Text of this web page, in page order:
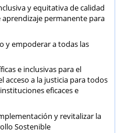
y equitativa de calidad
permanente para
y empoderar a todas las
e inclusivas para el
acceso a la justicia para todos
eficaces e
y revitalizar la
Sostenible